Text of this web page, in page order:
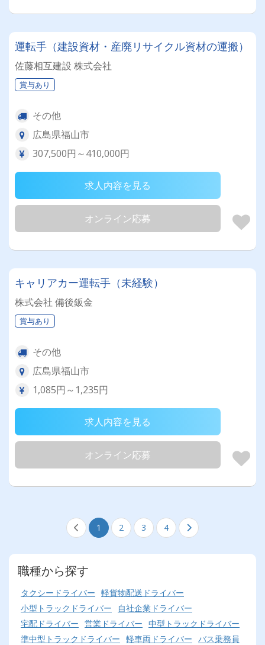
運転手（建設資材・産廃リサイクル資材の運搬）
佐藤相互建設 株式会社
賞与あり
その他
広島県福山市
307,500円～410,000円
求人内容を見る
オンライン応募
キャリアカー運転手（未経験）
株式会社 備後鈑金
賞与あり
その他
広島県福山市
1,085円～1,235円
求人内容を見る
オンライン応募
1 2 3 4
職種から探す
タクシードライバー 軽貨物配送ドライバー
小型トラックドライバー
自社企業ドライバー
宅配ドライバー 営業ドライバー 中型トラックドライバー
準中型トラックドライバー 軽車両ドライバー バス乗務員